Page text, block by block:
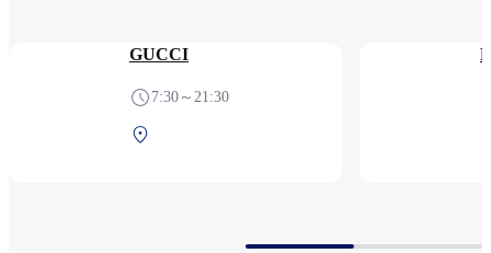
GUCCI
7:30～21:30